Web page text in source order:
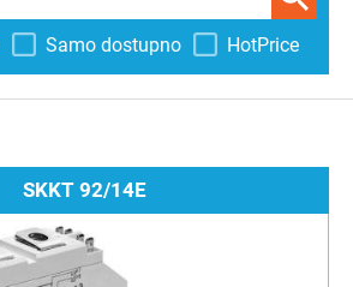
Samo dostupno HotPrice
SKKT 92/14E